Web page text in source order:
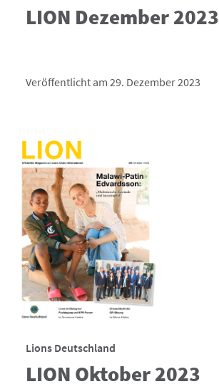
LION Dezember 2023
Veröffentlicht am 29. Dezember 2023
Lions Deutschland
LION Oktober 2023